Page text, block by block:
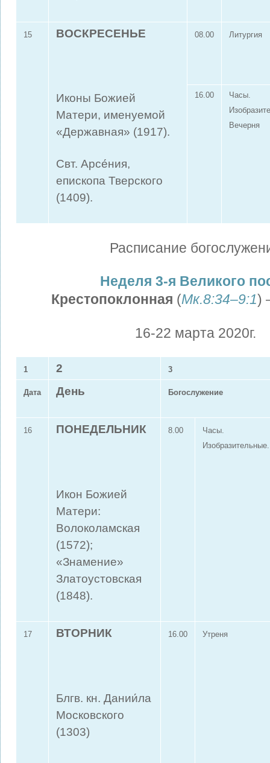
15 ВОСКРЕСЕНЬЕ
Иконы Божией
Матери, именуемой
«Державная» (1917).
Свт. Арсе́ния,
епископа Тверского
(1409).
08.00 Литургия
16.00
Часы.
Вечерня
Расписание
Неделя 3-я Великого
Крестопоклонная (Мк.8:34–9:1)
16-22 марта 2020г.
1 2 3
Дата День Богослужение
16 ПОНЕДЕЛЬНИК
Икон Божией
Матери:
Волоколамская
(1572);
«Знамение»
Златоустовская
(1848).
8.00
Часы.
17 ВТОРНИК
Блгв. кн. Дании́ла
Московского
(1303)
16.00 Утреня